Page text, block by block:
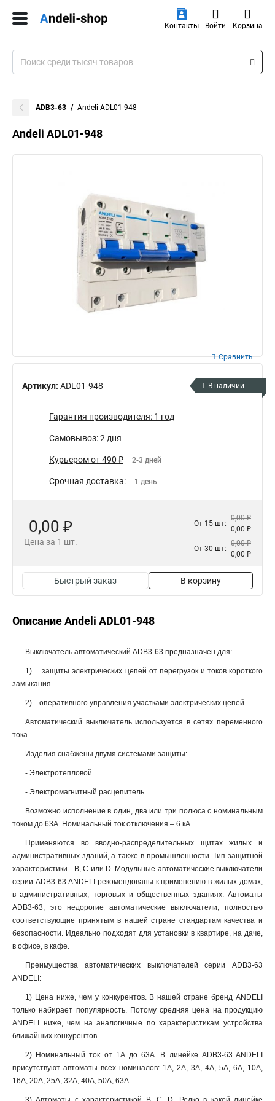
Контакты Войти Корзина
ADB3-63 Andeli ADL01-948
Andeli ADL01-948
Артикул: ADL01-948
Сравнить
В наличии
Гарантия производителя: 1 год
Самовывоз: 2 дня
Курьером от 490 ₽ 2-3 дней
Срочная доставка: 1 день
0,00 ₽
Цена за 1 шт.
От 15 шт:
0,00 ₽
0,00 ₽
От 30 шт:
0,00 ₽
0,00 ₽
Быстрый заказ В корзину
Описание Andeli ADL01-948
Выключатель автоматический ADB3-63 предназначен для:
1) защиты электрических цепей от перегрузок и токов короткого
замыкания
2) оперативного управления участками электрических цепей.
Автоматический выключатель используется в сетях переменного
тока.
Изделия снабжены двумя системами защиты:
- Электротепловой
- Электромагнитный расцепитель.
Возможно исполнение в один, два или три полюса с номинальным
током до 63А. Номинальный ток отключения – 6 кА.
Применяются во вводно-распределительных щитах жилых и
административных зданий, а также в промышленности. Тип защитной
характеристики - B, C или D. Модульные автоматические выключатели
серии ADB3-63 ANDELI рекомендованы к применению в жилых домах,
в административных, торговых и общественных зданиях. Автоматы
ADB3-63, это недорогие автоматические выключатели, полностью
соответствующие принятым в нашей стране стандартам качества и
безопасности. Идеально подходят для установки в квартире, на даче,
в офисе, в кафе.
Преимущества автоматических выключателей серии ADB3-63
ANDELI:
1) Цена ниже, чем у конкурентов. В нашей стране бренд ANDELI
только набирает популярность. Потому средняя цена на продукцию
ANDELI ниже, чем на аналогичные по характеристикам устройства
ближайших конкурентов.
2) Номинальный ток от 1А до 63А. В линейке ADB3-63 ANDELI
присутствуют автоматы всех номиналов: 1А, 2А, 3А, 4А, 5А, 6А, 10А,
16А, 20А, 25А, 32А, 40А, 50А, 63А